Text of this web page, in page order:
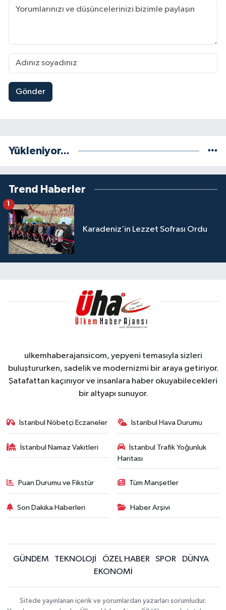
Gönder
Yükleniyor...
Trend Haberler
Karadeniz’in Lezzet Sofrası Ordu
ulkemhaberajansicom, yepyeni temasıyla sizleri
buluştururken, sadelik ve modernizmi bir araya getiriyor.
Şatafattan kaçınıyor ve insanlara haber okuyabilecekleri
bir altyapı sunuyor.
İstanbul Nöbetçi Eczaneler İstanbul Hava Durumu
İstanbul Namaz Vakitleri
İstanbul Trafik Yoğunluk
Haritası
Puan Durumu ve Fikstür Tüm Manşetler
Son Dakika Haberleri Haber Arşivi
GÜNDEM TEKNOLOJİ ÖZEL HABER SPOR
DÜNYA
EKONOMİ
Sitede yayınlanan içerik ve yorumlardan yazarları sorumludur.